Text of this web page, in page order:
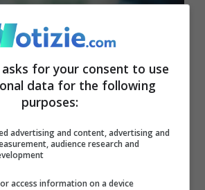
i metodi per conoscere la propria
(Notizie.com)
for your consent to use
data for the following
purposes:
advertising and content, advertising and
audience research and
access information on a device